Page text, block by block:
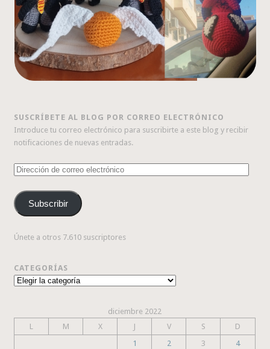
SUSCRÍBETE AL BLOG POR CORREO ELECTRÓNICO
Introduce tu correo electrónico para suscribirte a este blog y recibir
notificaciones de nuevas entradas.
Dirección
correo
electrónico
Subscribir
Únete a otros 7.610 suscriptores
CATEGORÍAS
Categorías
diciembre 2022
L
M X J V S
D
1
2 3
4